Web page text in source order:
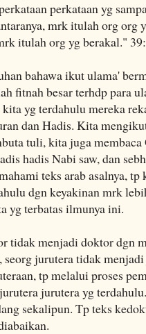
perkataan yg
mrk itulah org
itulah org yg berakal."
bahawa ikut ulama'
fitnah besar terhdp para
yg terdahulu mereka
dan Hadis. Kita
tuli, kita juga
hadis Nabi saw, dan
teks arab asalnya,
dgn keyakinan mrk
yg terbatas ilmunya ini.
tidak menjadi doktor dgn
seorg jurutera tidak
tp melalui proses
jurutera yg
sekalipun. Tp teks